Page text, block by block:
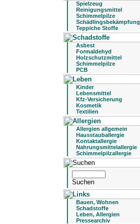
Spielzeug
Reinigungsmittel
Schimmelpilze
Schädlingsbekämpfung
Teppiche Stoffe
Asbest
Formaldehyd
Holzschutzmittel
Schimmelpilze
PCB
Kinder
Lebensmittel
Kfz-Versicherung
Kosmetik
Textilien
Allergien allgemein
Hausstauballergie
Kontaktallergie
Nahrungsmittelallergie
Schimmelpilzallergie
Bauen, Wohnen
Schadstoffe
Leben, Allergien
Pressearchiv